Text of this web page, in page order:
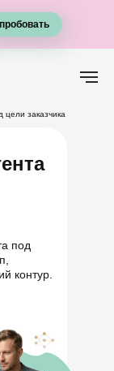
цели заказчика
под
контур.